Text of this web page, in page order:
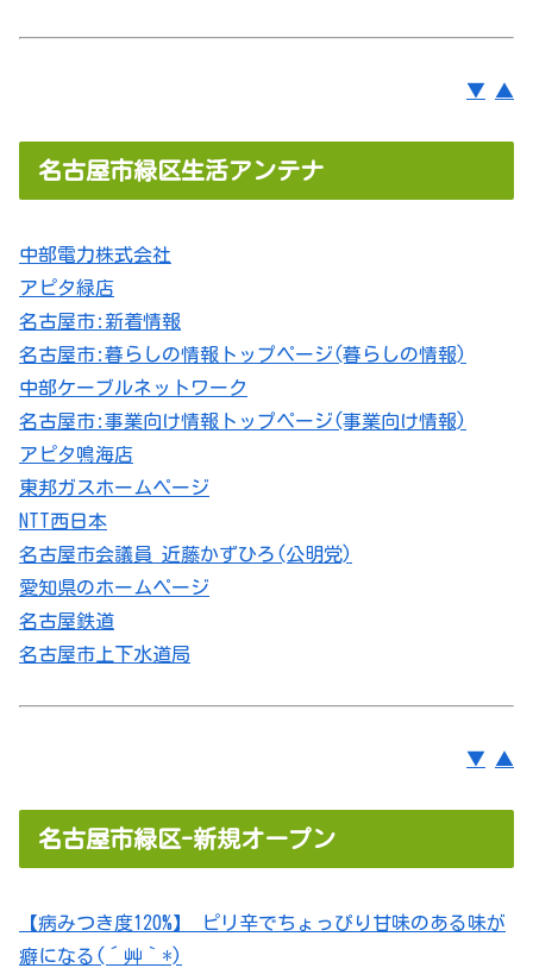
▼ ▲
名古屋市緑区生活アンテナ
中部電力株式会社
アピタ緑店
名古屋市:新着情報
名古屋市:暮らしの情報トップページ(暮らしの情報)
中部ケーブルネットワーク
名古屋市:事業向け情報トップページ(事業向け情報)
アピタ鳴海店
東邦ガスホームページ
NTT西日本
名古屋市会議員 近藤かずひろ(公明党)
愛知県のホームページ
名古屋鉄道
名古屋市上下水道局
▼ ▲
名古屋市緑区-新規オープン
【病みつき度120%】 ピリ辛でちょっぴり甘味のある味が
癖になる(´艸｀*)